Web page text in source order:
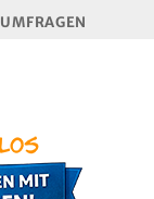
UMFRAGEN